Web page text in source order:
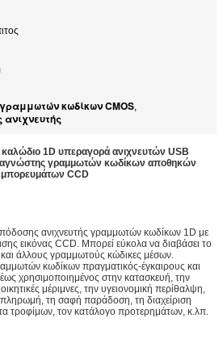
κωδίκων CMOS,
καλώδιο 1D υπεραγορά ανιχνευτών USB
γραμμωτών κωδίκων αποθηκών
CCD
ανιχνευτής γραμμωτών κωδίκων 1D με
εικόνας CCD. Μπορεί εύκολα να διαβάσει το
άλλους γραμμωτούς κώδικες μέσων.
κωδίκων πραγματικός-έγκαιρους και
χρησιμοποιημένος στην κατασκευή, την
μέριμνες, την υγειονομική περίθαλψη,
πληρωμή, τη σαφή παράδοση, τη διαχείριση
τροφίμων, τον κατάλογο προτερημάτων, κ.λπ.